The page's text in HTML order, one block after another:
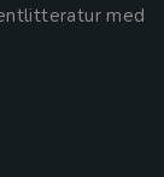
med